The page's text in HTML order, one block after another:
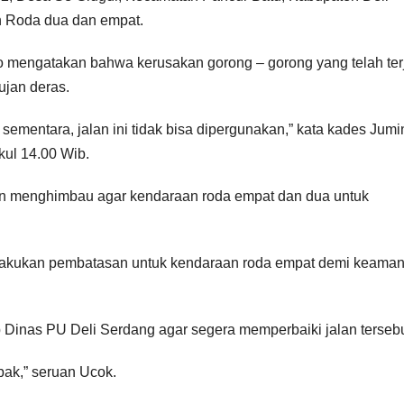
dua dan empat.
bahwa kerusakan gorong – gorong yang telah
deras.
jalan ini tidak bisa dipergunakan,” kata kades
14.00 Wib.
agar kendaraan roda empat dan dua untuk
pembatasan untuk kendaraan roda empat demi
PU Deli Serdang agar segera memperbaiki jalan
seruan Ucok.